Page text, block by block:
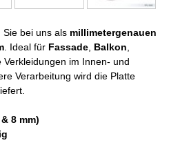
Sie bei uns als millimetergenauen
. Ideal für Fassade Balkon
Verkleidungen im Innen- und
Verarbeitung wird die Platte
8 mm)